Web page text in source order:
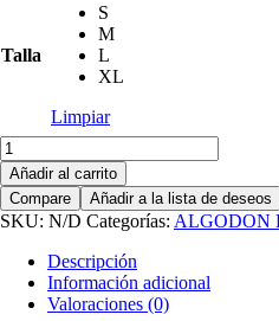
Talla
S
M
L
XL
Limpiar
Camiseta
Oversize
Alto
Gramaje
220
Message
cantidad
Añadir al carrito
Compare
Añadir a la lista de deseos
SKU: N/D Categorías: ALGODON
Descripción
Información adicional
Valoraciones (0)